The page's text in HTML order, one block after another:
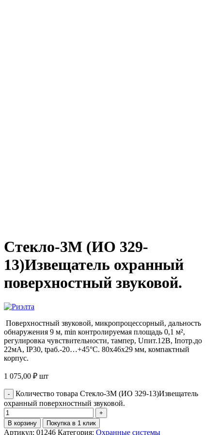
Стекло-3М (ИО 329-
13)Извещатель охранный
поверхностный звуковой.
Поверхностный звуковой, микропроцессорный, дальность
обнаружения 9 м, min контролируемая площадь 0,1 м²,
регулировка чувствительности, тампер, Uпит.12В, Iпотр.до
22мА, IP30, tраб.-20…+45°С. 80х46х29 мм, компактный
корпус.
1 075,00 ₽ шт
Количество товара Стекло-3М (ИО 329-13)Извещатель
охранный поверхностный звуковой.
В корзину Покупка в 1 клик
Артикул: 01246 Категория: Охранные системы